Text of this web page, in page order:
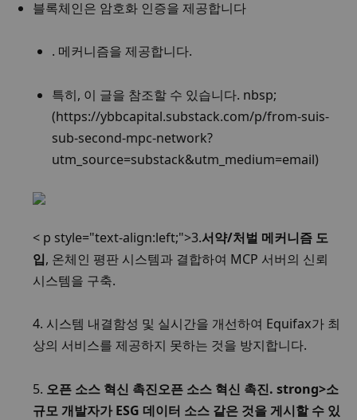
블록체인은 암호화 인증을 제공합니다
. 메커니즘을 제공합니다.
특히, 이 글을 참조할 수 있습니다. nbsp;
(https://ybbcapital.substack.com/p/from-suis-
sub-second-mpc-network?
utm_source=substack&utm_medium=email)
< p style="text-align:left;">3.서약/처벌 메커니즘 도
입, 온체인 평판 시스템과 결합하여 MCP 서버의 신뢰
시스템을 구축.
4. 시스템 내결함성 및 실시간을 개선하여 Equifax가 최
상의 서비스를 제공하지 못하는 것을 방지합니다.
5. 오픈 소스 혁신 촉진오픈 소스 혁신 촉진. strong>소
규모 개발자가 ESG 데이터 소스 같은 것을 게시할 수 있